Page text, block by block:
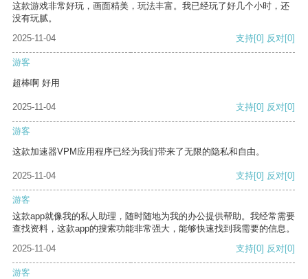
这款游戏非常好玩，画面精美，玩法丰富。我已经玩了好几个小时，还
没有玩腻。
2025-11-04
支持[0] 反对[0]
游客
超棒啊 好用
2025-11-04 支持[0] 反对[0]
游客
这款加速器VPM应用程序已经为我们带来了无限的隐私和自由。
2025-11-04 支持[0] 反对[0]
游客
这款app就像我的私人助理，随时随地为我的办公提供帮助。我经常需要
查找资料，这款app的搜索功能非常强大，能够快速找到我需要的信息。
2025-11-04
支持[0] 反对[0]
游客